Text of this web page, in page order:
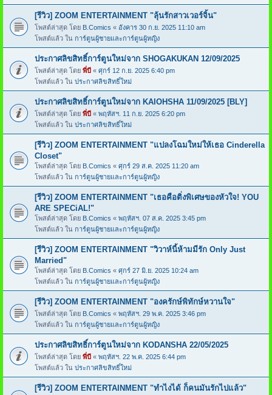
[รีวิว] ZOOM ENTERTAINMENT "ลุ้นรักสาวเวอร์จิ้น"
โพสต์ล่าสุด โดย B.Comics « อังคาร 30 ก.ย. 2025 11:10 am
โพสต์แล้ว ใน การ์ตูนผู้ชายและการ์ตูนผู้หญิง
ประกาศลิขสิทธิ์การ์ตูนใหม่จาก SHOGAKUKAN 12/09/2025
โพสต์ล่าสุด โดย พี่บี « ศุกร์ 12 ก.ย. 2025 6:40 pm
โพสต์แล้ว ใน ประกาศลิขสิทธิ์ใหม่
ประกาศลิขสิทธิ์การ์ตูนใหม่จาก KAIOHSHA 11/09/2025 [BLY]
โพสต์ล่าสุด โดย พี่บี « พฤหัสฯ. 11 ก.ย. 2025 6:20 pm
โพสต์แล้ว ใน ประกาศลิขสิทธิ์ใหม่
[รีวิว] ZOOM ENTERTAINMENT "แปลงโฉมใหม่ให้เธอ Cinderella
Closet"
โพสต์ล่าสุด โดย B.Comics « ศุกร์ 29 ส.ค. 2025 11:20 am
โพสต์แล้ว ใน การ์ตูนผู้ชายและการ์ตูนผู้หญิง
[รีวิว] ZOOM ENTERTAINMENT "เธอคือติ่งพิเศษของหัวใจ! YOU
ARE SPECiAL!"
โพสต์ล่าสุด โดย B.Comics « พฤหัสฯ. 07 ส.ค. 2025 3:45 pm
โพสต์แล้ว ใน การ์ตูนผู้ชายและการ์ตูนผู้หญิง
[รีวิว] ZOOM ENTERTAINMENT "วิวาห์นี้ห้ามมีรัก Only Just
Married"
โพสต์ล่าสุด โดย B.Comics « ศุกร์ 27 มิ.ย. 2025 10:24 am
โพสต์แล้ว ใน การ์ตูนผู้ชายและการ์ตูนผู้หญิง
[รีวิว] ZOOM ENTERTAINMENT "องครักษ์พิทักษ์หวานใจ"
โพสต์ล่าสุด โดย B.Comics « พฤหัสฯ. 29 พ.ค. 2025 3:46 pm
โพสต์แล้ว ใน การ์ตูนผู้ชายและการ์ตูนผู้หญิง
ประกาศลิขสิทธิ์การ์ตูนใหม่จาก KODANSHA 22/05/2025
โพสต์ล่าสุด โดย พี่บี « พฤหัสฯ. 22 พ.ค. 2025 6:44 pm
โพสต์แล้ว ใน ประกาศลิขสิทธิ์ใหม่
[รีวิว] ZOOM ENTERTAINMENT "ทำไงได้ ก็คนมันรักไปแล้ว"